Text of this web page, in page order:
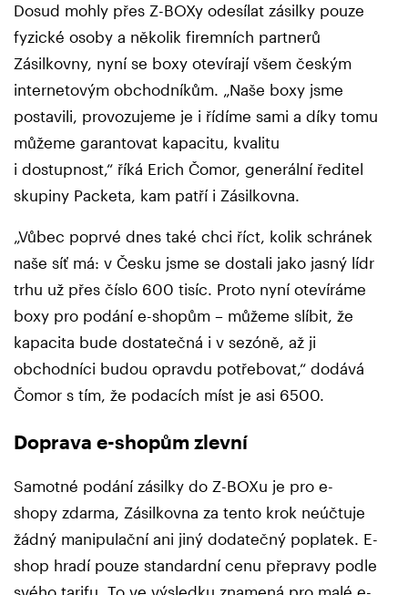
Dosud mohly přes Z-BOXy odesílat zásilky pouze
fyzické osoby a několik firemních partnerů
Zásilkovny, nyní se boxy otevírají všem českým
internetovým obchodníkům. „Naše boxy jsme
postavili, provozujeme je i řídíme sami a díky tomu
můžeme garantovat kapacitu, kvalitu
i dostupnost,“ říká Erich Čomor, generální ředitel
skupiny Packeta, kam patří i Zásilkovna.
„Vůbec poprvé dnes také chci říct, kolik schránek
naše síť má: v Česku jsme se dostali jako jasný lídr
trhu už přes číslo 600 tisíc. Proto nyní otevíráme
boxy pro podání e-shopům – můžeme slíbit, že
kapacita bude dostatečná i v sezóně, až ji
obchodníci budou opravdu potřebovat,“ dodává
Čomor s tím, že podacích míst je asi 6500.
Doprava e-shopům zlevní
Samotné podání zásilky do Z-BOXu je pro e-
shopy zdarma, Zásilkovna za tento krok neúčtuje
žádný manipulační ani jiný dodatečný poplatek. E-
shop hradí pouze standardní cenu přepravy podle